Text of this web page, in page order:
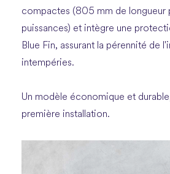
compactes (805 mm de longueur
puissances) et intègre une
Blue Fin, assurant la pérennité de
intempéries.
Un modèle économique et
première installation.